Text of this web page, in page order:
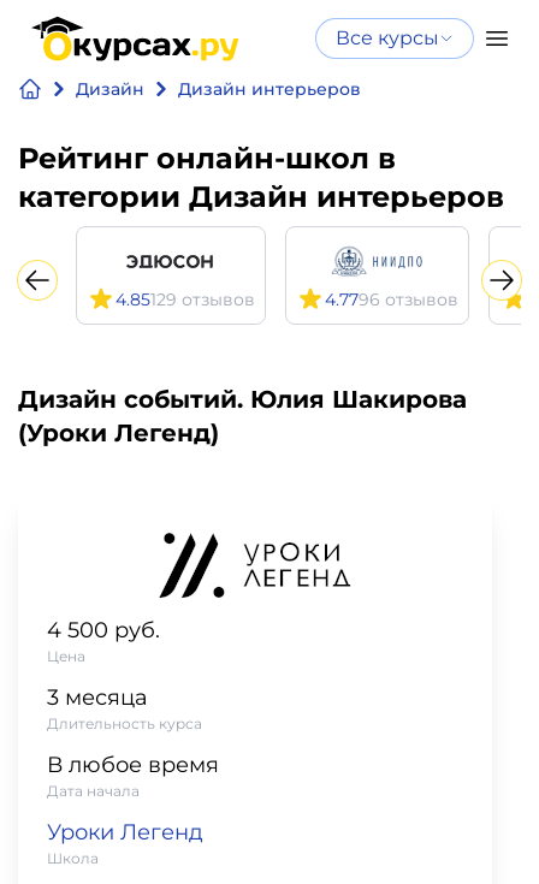
Все курсы
Дизайн Дизайн интерьеров
Рейтинг онлайн-школ в
категории Дизайн интерьеров
4.85129 отзывов 4.7796 отзывов
Дизайн событий. Юлия Шакирова
(Уроки Легенд)
4 500 руб.
Цена
3 месяца
Длительность курса
В любое время
Дата начала
Уроки Легенд
Школа
Нейросеть
Программирование
Бизнес
финансы
Дизайн
Аналитика
аудио
Маркетинг
Иностранный
Для
детей
Курсы по
искусственному
интеллекту
Курсы по нейросетям